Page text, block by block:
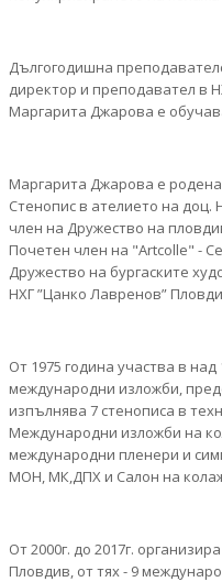
Дългогодишна
директор и преподавател в
Маргарита Джарова е
Маргарита Джарова е родена
Стенопис в ателието на доц.
член на Дружество на
Почетен член на "Аrtcolle" -
Дружество на бургаските
НХГ ”Цанко Лавренов”
От 1975 година участва в
международни изложби,
изпълнява 7 стенописа в
Международни изложби на
международни пленери и
МОН, МК,ДПХ и Салон на
От 2000г. до 2017г.
Пловдив, от тях - 9